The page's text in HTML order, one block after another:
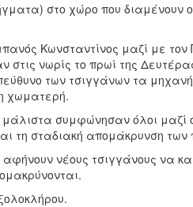
στο χώρο που διαμένουν οι
Κωνσταντίνος μαζί με τον
νωρίς το πρωί της
των τσιγγάνων τα
χωματερή.
συμφώνησαν όλοι μαζί
τη σταδιακή απομάκρυνση
νέους τσιγγάνους να